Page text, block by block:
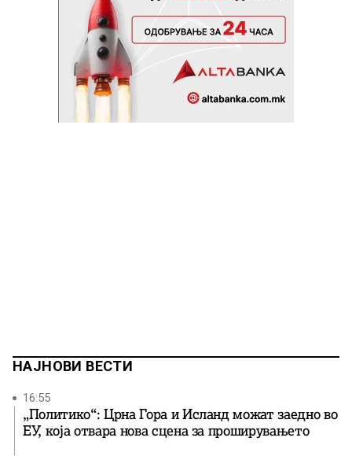
НАЈНОВИ ВЕСТИ
16:55
„Политико“: Црна Гора и Исланд можат заедно во
ЕУ, која отвара нова сцена за проширувањето